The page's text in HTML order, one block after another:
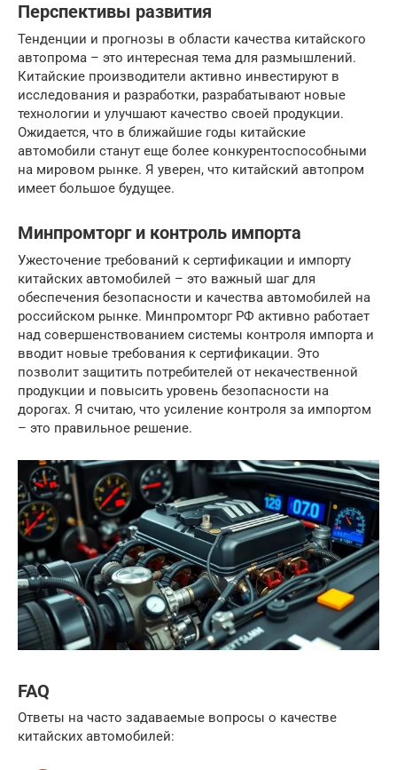
Перспективы развития
Тенденции и прогнозы в области качества китайского
автопрома – это интересная тема для размышлений.
Китайские производители активно инвестируют в
исследования и разработки, разрабатывают новые
технологии и улучшают качество своей продукции.
Ожидается, что в ближайшие годы китайские
автомобили станут еще более конкурентоспособными
на мировом рынке. Я уверен, что китайский автопром
имеет большое будущее.
Минпромторг и контроль импорта
Ужесточение требований к сертификации и импорту
китайских автомобилей – это важный шаг для
обеспечения безопасности и качества автомобилей на
российском рынке. Минпромторг РФ активно работает
над совершенствованием системы контроля импорта и
вводит новые требования к сертификации. Это
позволит защитить потребителей от некачественной
продукции и повысить уровень безопасности на
дорогах. Я считаю, что усиление контроля за импортом
– это правильное решение.
FAQ
Ответы на часто задаваемые вопросы о качестве
китайских автомобилей: